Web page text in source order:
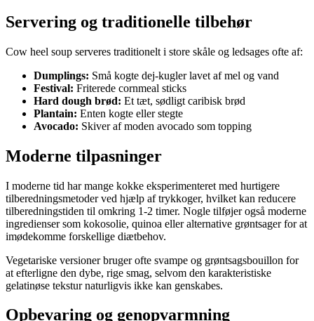
Servering og traditionelle tilbehør
Cow heel soup serveres traditionelt i store skåle og ledsages ofte af:
Dumplings: Små kogte dej-kugler lavet af mel og vand
Festival: Friterede cornmeal sticks
Hard dough brød: Et tæt, sødligt caribisk brød
Plantain: Enten kogte eller stegte
Avocado: Skiver af moden avocado som topping
Moderne tilpasninger
I moderne tid har mange kokke eksperimenteret med hurtigere
tilberedningsmetoder ved hjælp af trykkoger, hvilket kan reducere
tilberedningstiden til omkring 1-2 timer. Nogle tilføjer også moderne
ingredienser som kokosolie, quinoa eller alternative grøntsager for at
imødekomme forskellige diætbehov.
Vegetariske versioner bruger ofte svampe og grøntsagsbouillon for
at efterligne den dybe, rige smag, selvom den karakteristiske
gelatinøse tekstur naturligvis ikke kan genskabes.
Opbevaring og genopvarmning